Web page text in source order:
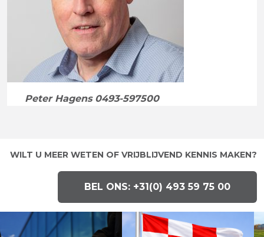
Peter Hagens 0493-597500
WILT U MEER WETEN OF VRIJBLIJVEND KENNIS MAKEN?
BEL ONS: +31(0) 493 59 75 00